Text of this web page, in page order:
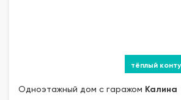
Одноэтажный дом с гаражом Калина